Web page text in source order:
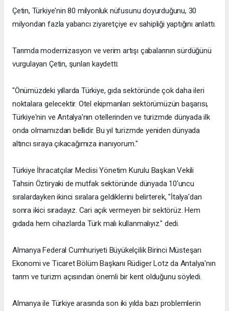
Çetin, Türkiye'nin 80 milyonluk nüfusunu doyurduğunu, 30
milyondan fazla yabancı ziyaretçiye ev sahipliği yaptığını anlattı.
Tarımda modernizasyon ve verim artışı çabalarının sürdüğünü
vurgulayan Çetin, şunları kaydetti:
"Önümüzdeki yıllarda Türkiye, gıda sektöründe çok daha ileri
noktalara gelecektir. Otel ekipmanları sektörümüzün başarısı,
Türkiye'nin ve Antalya'nın otellerinden ve turizmde dünyada ilk
onda olmamızdan bellidir. Bu yıl turizmde yeniden dünyada
altıncı sıraya çıkacağımıza inanıyorum."
Türkiye İhracatçılar Meclisi Yönetim Kurulu Başkan Vekili
Tahsin Öztiryaki de mutfak sektöründe dünyada 10'uncu
sıralardayken ikinci sıralara geldiklerini belirterek, "İtalya'dan
sonra ikici sıradayız. Cari açık vermeyen bir sektörüz. Hem
gıdada hem cihazlarda Türk malı kullanmalıyız." dedi.
Almanya Federal Cumhuriyeti Büyükelçilik Birinci Müsteşarı
Ekonomi ve Ticaret Bölüm Başkanı Rüdiger Lotz da Antalya'nın
tarım ve turizm açısından önemli bir kent olduğunu söyledi.
Almanya ile Türkiye arasında son iki yılda bazı problemlerin